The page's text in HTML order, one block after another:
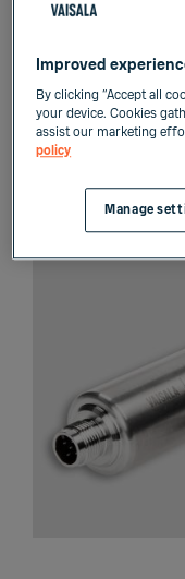
applications
laboratoires
et la
essentiels.
Improved
By clicking “Accept all
your device. Cookies
assist our marketing
policy
Manage